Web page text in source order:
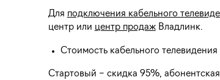
Для подключения кабельного
центр или центр продажВладлинк.
Стоимость кабельного
Стартовый – скидка 95%,